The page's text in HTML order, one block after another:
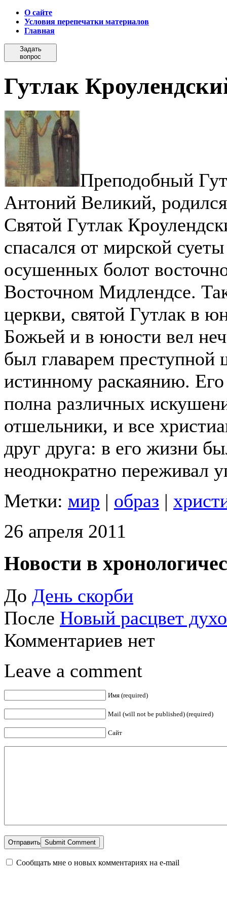
О сайте
Условия перепечатки материалов
Главная
Задать
вопрос
Гутлак
Преподобный
Антоний Великий,
Святой Гутлак
спасался от мирской
осушенных болот
Восточном Мидлендсе.
церкви, святой Гутлак в
Божьей и в юности вел
был главарем
истинному раскаянию.
полна различных
отшельники, и все
друг друга: в его жизни
неоднократно переживал
Метки: мир | образ |
26 апреля 2011
Новости в
До День скорби
После Новый расцвет
Комментариев нет
Leave a comment
Имя (required)
Mail (will not be published) (required)
Сайт
Отправить
Сообщать мне о новых комментариях на e-mail